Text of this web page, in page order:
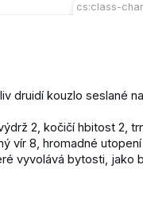
cs:class-
druidí kouzlo seslané na
2, kočičí hbitost 2,
vír 8, hromadné
vyvolává bytosti, jako